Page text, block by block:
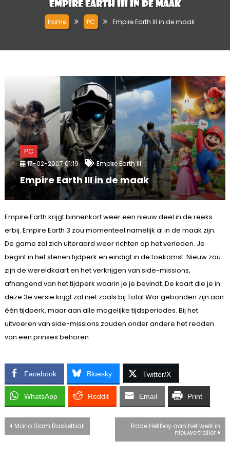
Empire Earth III in de maak
Home PC Empire Earth III in de maak
PC
17-02-2007 01:19 Empire Earth III
Empire Earth III in de maak
Empire Earth krijgt binnenkort weer een nieuw deel in de reeks
erbij. Empire Earth 3 zou momenteel namelijk al in de maak zijn.
De game zal zich uiteraard weer richten op het verleden. Je
begint in het stenen tijdperk en eindigt in de toekomst. Nieuw zou
zijn de wereldkaart en het verkrijgen van side-missions,
afhangend van het tijdperk waarin je je bevindt. De kaart die je in
deze 3e versie krijgt zal niet zoals bij Total War gebonden zijn aan
één tijdperk, maar aan alle mogelijke tijdsperiodes. Bij het
uitvoeren van side-missions zouden onder andere het redden
van een prinses behoren.
Facebook Bluesky Twitter/X
WhatsApp Reddit Email Print
Bericht
Mario Slam Basketball Rode Hellboy aan het werk in
nieuwe trailer